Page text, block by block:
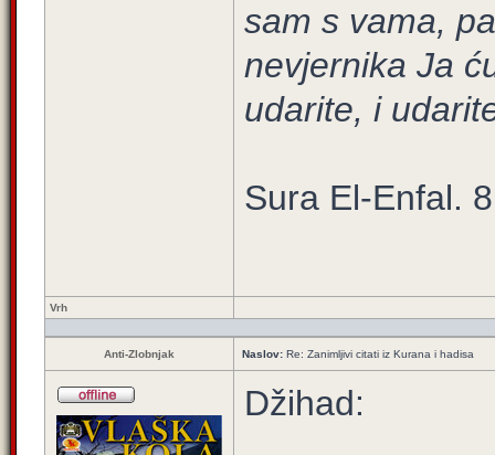
sam s vama,
nevjernika Ja
udarite, i
Sura El-Enfal.
Vrh
Anti-Zlobnjak Naslov: Re: Zanimljivi citati iz Kurana i hadisa
Džihad: